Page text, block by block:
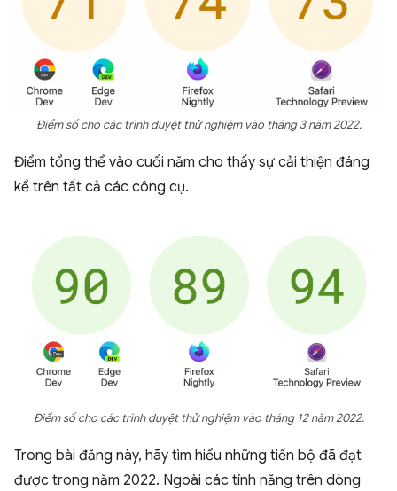
Điểm số cho các trình duyệt thử nghiệm vào tháng 3 năm 2022.
Điểm tổng thể vào cuối năm cho thấy sự cải thiện đáng
kể trên tất cả các công cụ.
Điểm số cho các trình duyệt thử nghiệm vào tháng 12 năm 2022.
Trong bài đăng này, hãy tìm hiểu những tiến bộ đã đạt
được trong năm 2022. Ngoài các tính năng trên dòng